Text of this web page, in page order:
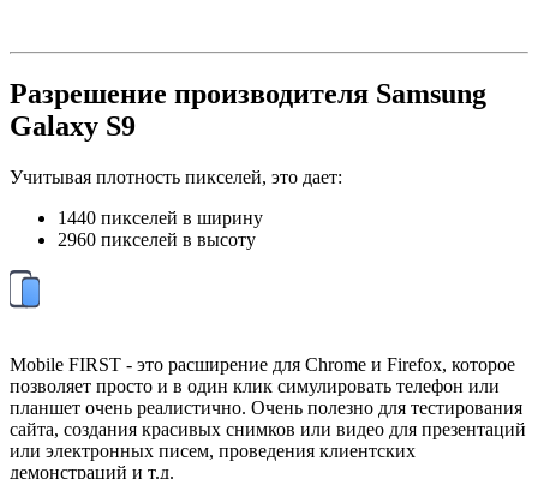
Разрешение производителя Samsung
Galaxy S9
Учитывая плотность пикселей, это дает:
1440 пикселей в ширину
2960 пикселей в высоту
Mobile FIRST - это расширение для Chrome и Firefox, которое
позволяет просто и в один клик симулировать телефон или
планшет очень реалистично. Очень полезно для тестирования
сайта, создания красивых снимков или видео для презентаций
или электронных писем, проведения клиентских
демонстраций и т.д.